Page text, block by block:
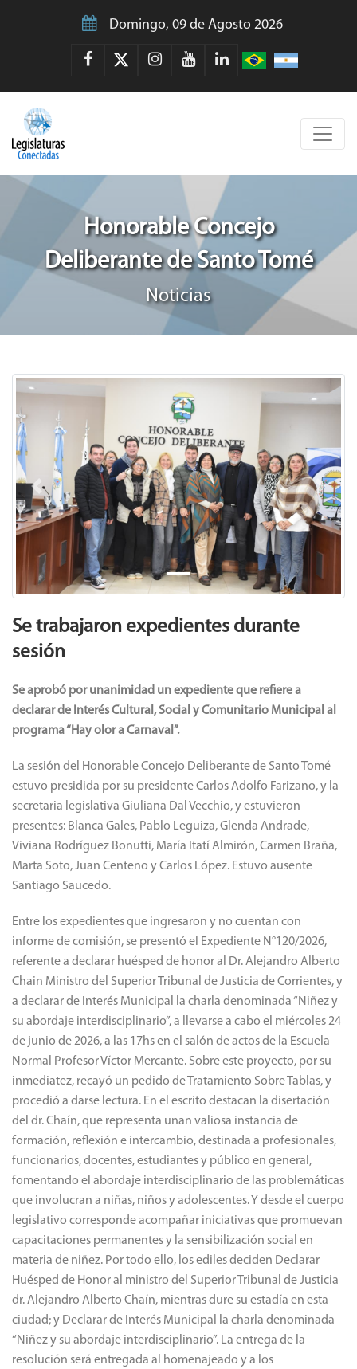
Domingo, 09 de Agosto 2026
Honorable Concejo
Deliberante de Santo Tomé
Noticias
Previous Next
Se trabajaron expedientes durante
sesión
Se aprobó por unanimidad un expediente que refiere a
declarar de Interés Cultural, Social y Comunitario Municipal al
programa “Hay olor a Carnaval”.
La sesión del Honorable Concejo Deliberante de Santo Tomé
estuvo presidida por su presidente Carlos Adolfo Farizano, y la
secretaria legislativa Giuliana Dal Vecchio, y estuvieron
presentes: Blanca Gales, Pablo Leguiza, Glenda Andrade,
Viviana Rodríguez Bonutti, María Itatí Almirón, Carmen Braña,
Marta Soto, Juan Centeno y Carlos López. Estuvo ausente
Santiago Saucedo.
Entre los expedientes que ingresaron y no cuentan con
informe de comisión, se presentó el Expediente N°120/2026,
referente a declarar huésped de honor al Dr. Alejandro Alberto
Chain Ministro del Superior Tribunal de Justicia de Corrientes, y
a declarar de Interés Municipal la charla denominada “Niñez y
su abordaje interdisciplinario”, a llevarse a cabo el miércoles 24
de junio de 2026, a las 17hs en el salón de actos de la Escuela
Normal Profesor Víctor Mercante. Sobre este proyecto, por su
inmediatez, recayó un pedido de Tratamiento Sobre Tablas, y
procedió a darse lectura. En el escrito destacan la disertación
del dr. Chaín, que representa unan valiosa instancia de
formación, reflexión e intercambio, destinada a profesionales,
funcionarios, docentes, estudiantes y público en general,
fomentando el abordaje interdisciplinario de las problemáticas
que involucran a niñas, niños y adolescentes. Y desde el cuerpo
legislativo corresponde acompañar iniciativas que promuevan
capacitaciones permanentes y la sensibilización social en
materia de niñez. Por todo ello, los ediles deciden Declarar
Huésped de Honor al ministro del Superior Tribunal de Justicia
dr. Alejandro Alberto Chaín, mientras dure su estadía en esta
ciudad; y Declarar de Interés Municipal la charla denominada
“Niñez y su abordaje interdisciplinario”. La entrega de la
resolución será entregada al homenajeado y a los